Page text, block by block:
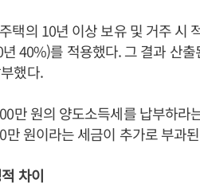
택의 10년 이상 보유 및 거주 시
40%)를 적용했다. 그 결과 산
했다.
만 원의 양도소득세를 납부하라
원이라는 세금이 추가로 부과
차이